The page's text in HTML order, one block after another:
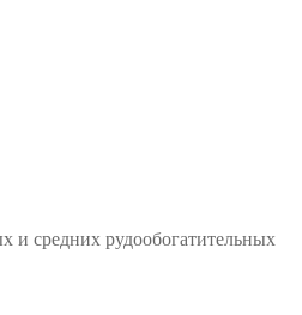
и средних рудообогатительных